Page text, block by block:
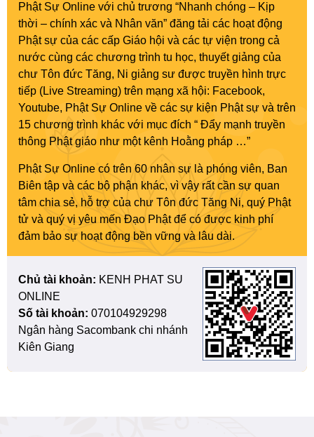
Phật Sự Online với chủ trương “Nhanh chóng – Kịp
thời – chính xác và Nhân văn” đăng tải các hoạt động
Phật sự của các cấp Giáo hội và các tự viện trong cả
nước cùng các chương trình tu học, thuyết giảng của
chư Tôn đức Tăng, Ni giảng sư được truyền hình trực
tiếp (Live Streaming) trên mạng xã hội: Facebook,
Youtube, Phật Sự Online về các sự kiện Phật sự và trên
15 chương trình khác với mục đích “ Đẩy mạnh truyền
thông Phật giáo như một kênh Hoằng pháp …”
Phật Sự Online có trên 60 nhân sự là phóng viên, Ban
Biên tập và các bộ phận khác, vì vậy rất cần sự quan
tâm chia sẻ, hỗ trợ của chư Tôn đức Tăng Ni, quý Phật
tử và quý vị yêu mến Đạo Phật để có được kinh phí
đảm bảo sự hoạt động bền vững và lâu dài.
Chủ tài khoản: KENH PHAT SU
ONLINE
Số tài khoản: 070104929298
Ngân hàng Sacombank chi nhánh
Kiên Giang